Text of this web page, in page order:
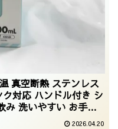
真空断熱 ステンレス
対応 ハンドル付き シ
み 洗いやすい お手入
ブルー 白湯 AWSL-
2026.04.20